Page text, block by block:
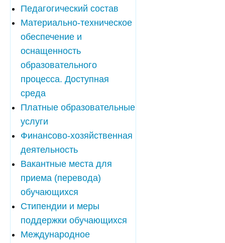
Педагогический состав
Материально-техническое
обеспечение и
оснащенность
образовательного
процесса. Доступная
среда
Платные образовательные
услуги
Финансово-хозяйственная
деятельность
Вакантные места для
приема (перевода)
обучающихся
Стипендии и меры
поддержки обучающихся
Международное